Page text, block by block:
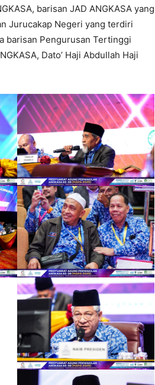
barisan JAD ANGKASA yang
Jurucakap Negeri yang terdiri
barisan Pengurusan Tertinggi
Dato’ Haji Abdullah Haji